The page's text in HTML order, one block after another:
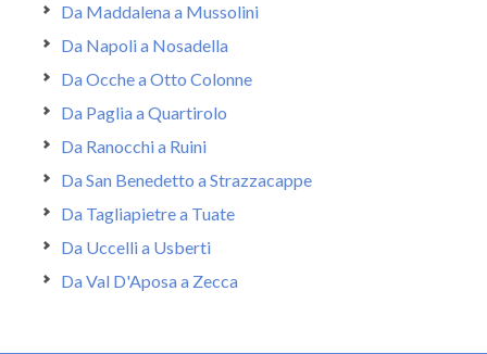
Da Maddalena a Mussolini
Da Napoli a Nosadella
Da Ocche a Otto Colonne
Da Paglia a Quartirolo
Da Ranocchi a Ruini
Da San Benedetto a Strazzacappe
Da Tagliapietre a Tuate
Da Uccelli a Usberti
Da Val D'Aposa a Zecca